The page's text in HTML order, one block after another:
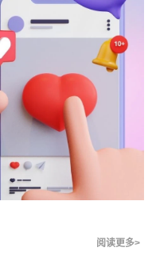
阅读更多>